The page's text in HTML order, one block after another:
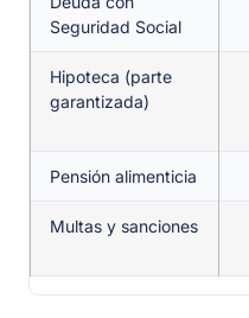
Seguridad Social
Hipoteca (parte
garantizada)
Pensión alimenticia
Multas y sanciones